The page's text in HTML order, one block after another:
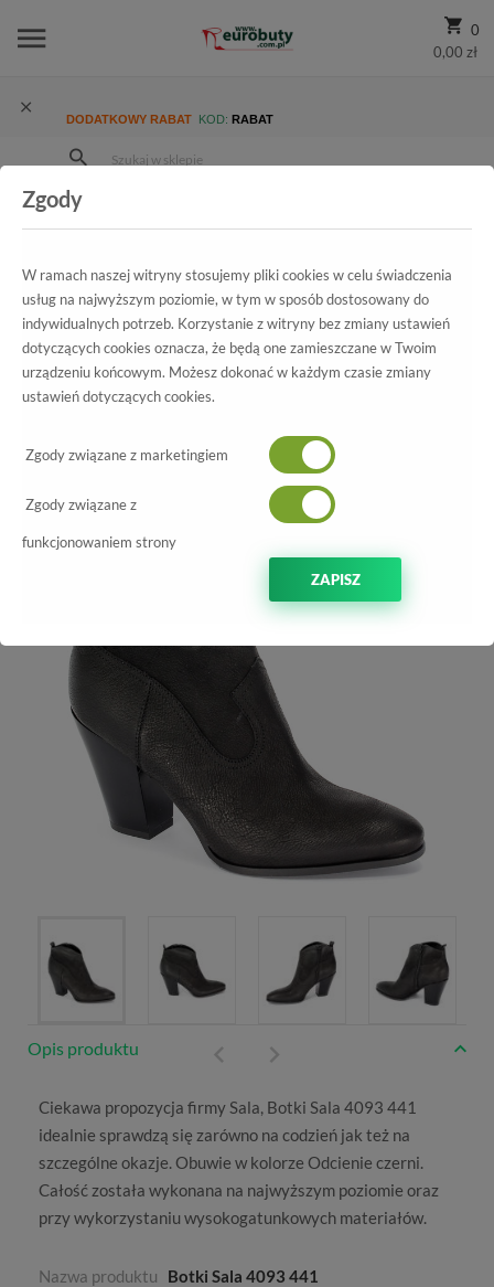
0
0,00 zł
DODATKOWY RABAT KOD: RABAT
Damskie
Trzewiki I Botki Botki Sala 4093 441
Wszystkie produkty
Botki Sala
4093 441
Opis produktu
Ciekawa propozycja firmySala, Botki Sala 4093 441
idealnie sprawdzą się zarówno na codzień jak też na
szczególne okazje. Obuwie w kolorze Odcienie czerni.
Całość została wykonana na najwyższym poziomie oraz
przy wykorzystaniu wysokogatunkowych materiałów.
Nazwa produktu Botki Sala 4093 441
Zgody
W ramach naszej witryny stosujemy pliki cookies w celu świadczenia
usług na najwyższym poziomie, w tym w sposób dostosowany do
indywidualnych potrzeb. Korzystanie z witryny bez zmiany ustawień
dotyczących cookies oznacza, że będą one zamieszczane w Twoim
urządzeniu końcowym. Możesz dokonać w każdym czasie zmiany
ustawień dotyczących cookies.
Zgody związane z marketingiem
Zgody związane z
funkcjonowaniem strony
ZAPISZ